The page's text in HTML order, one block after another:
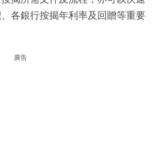
各銀行按揭年利率及回贈等重要
廣告